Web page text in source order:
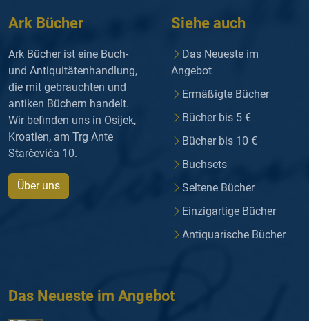
Ark Bücher
Ark Bücher ist eine Buch-
und Antiquitätenhandlung,
die mit gebrauchten und
antiken Büchern handelt.
Wir befinden uns in Osijek,
Kroatien, am Trg Ante
Starčevića 10.
Über uns
Siehe auch
Das Neueste im
Angebot
Ermäßigte Bücher
Bücher bis 5 €
Bücher bis 10 €
Buchsets
Seltene Bücher
Einzigartige Bücher
Antiquarische Bücher
Das Neueste im Angebot